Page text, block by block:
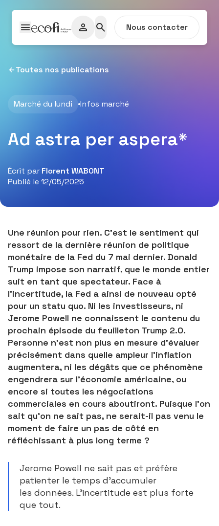
Nous contacter
Toutes nos publications
Marché du lundi Infos marché
Ad astra per aspera*
Écrit par Florent WABONT
Publié le 12/05/2025
Une réunion pour rien. C’est le sentiment qui
ressort de la dernière réunion de politique
monétaire de la Fed du 7 mai dernier. Donald
Trump impose son narratif, que le monde entier
suit en tant que spectateur. Face à
l’incertitude, la Fed a ainsi de nouveau opté
pour un statu quo. Ni les investisseurs, ni
Jerome Powell ne connaissent le contenu du
prochain épisode du feuilleton Trump 2.0.
Personne n’est non plus en mesure d’évaluer
précisément dans quelle ampleur l’inflation
augmentera, ni les dégâts que ce phénomène
engendrera sur l’économie américaine, ou
encore si toutes les négociations
commerciales en cours aboutiront. Puisque l’on
sait qu’on ne sait pas, ne serait-il pas venu le
moment de faire un pas de côté en
réfléchissant à plus long terme ?
Jerome Powell ne sait pas et préfère
patienter le temps d’accumuler
les données. L’incertitude est plus forte
que tout.